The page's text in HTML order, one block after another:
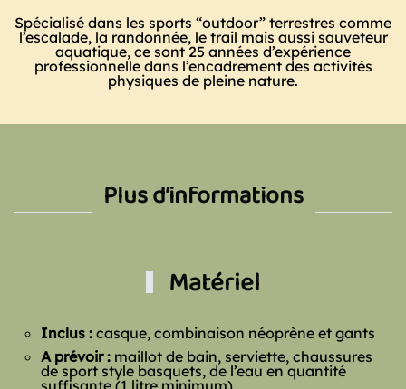
Spécialisé dans les sports “outdoor” terrestres comme
l’escalade, la randonnée, le trail mais aussi sauveteur
aquatique, ce sont 25 années d’expérience
professionnelle dans l’encadrement des activités
physiques de pleine nature.
Plus d’informations
Matériel
Inclus : casque, combinaison néoprène et gants
A prévoir : maillot de bain, serviette, chaussures
de sport style basquets, de l’eau en quantité
suffisante (1 litre minimum)